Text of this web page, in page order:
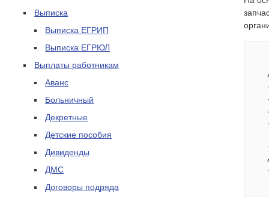
Выписка
Выписка ЕГРИП
Выписка ЕГРЮЛ
Выплаты работникам
Аванс
Больничный
Декретные
Детские пособия
Дивиденды
ДМС
Договоры подряда